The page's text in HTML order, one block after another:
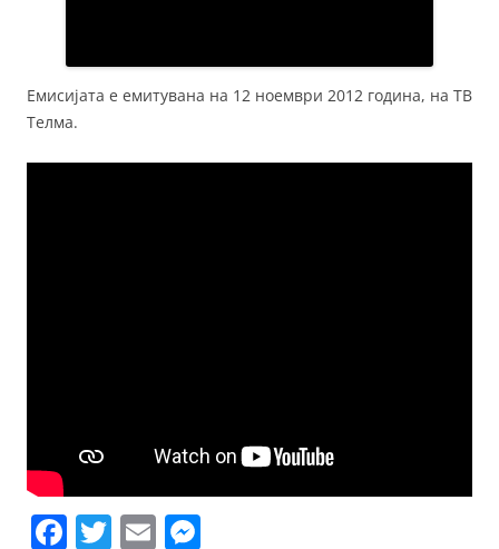
Емисијата е емитувана на 12 ноември 2012 година, на ТВ
Телма.
F T E